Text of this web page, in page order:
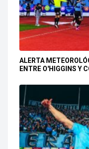
ALERTA
ENTRE O'HIGGINS Y